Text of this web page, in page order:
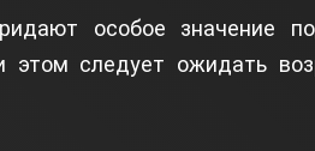
особое значение
следует ожидать